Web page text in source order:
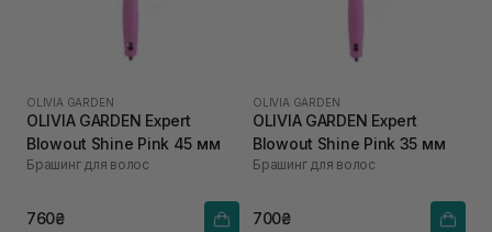
OLIVIA GARDEN
OLIVIA GARDEN Expert
Blowout Shine Pink 45 мм
Брашинг для волос
760₴
OLIVIA GARDEN
OLIVIA GARDEN Expert
Blowout Shine Pink 35 мм
Брашинг для волос
700₴